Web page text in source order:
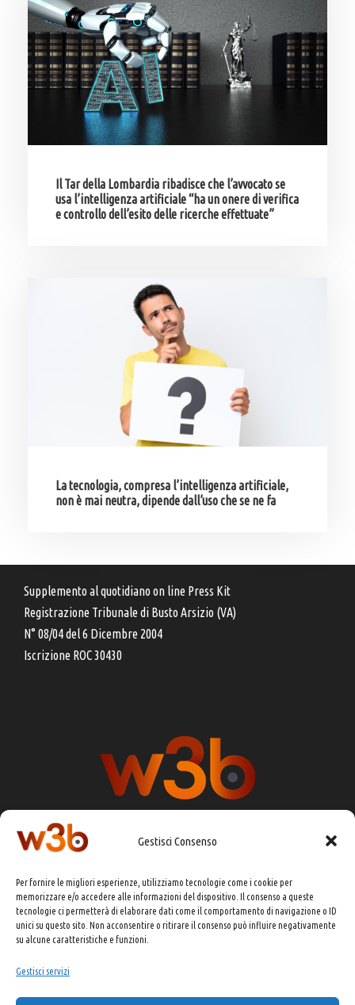
Gestisci Consenso
Per fornire le migliori esperienze, utilizziamo tecnologie come i cookie per
memorizzare e/o accedere alle informazioni del dispositivo. Il consenso a queste
tecnologie ci permetterà di elaborare dati come il comportamento di navigazione o ID
unici su questo sito. Non acconsentire o ritirare il consenso può influire negativamente
su alcune caratteristiche e funzioni.
Gestisci servizi
Il Tar della Lombardia ribadisce che l’avvocato se
usa l’intelligenza artificiale “ha un onere di verifica
e controllo dell’esito delle ricerche effettuate”
La tecnologia, compresa l’intelligenza artificiale,
non è mai neutra, dipende dall’uso che se ne fa
Supplemento al quotidiano on line Press Kit
Registrazione Tribunale di Busto Arsizio (VA)
N° 08/04 del 6 Dicembre 2004
Iscrizione ROC 30430
DIRETTORE RESPONSABILE:
CHIARA PORTA
REDAZIONE & GRAFICA:EOIPSO.IT
EDITORE:EOIPSO.IT
CONTATTI:redazione@presskit.it